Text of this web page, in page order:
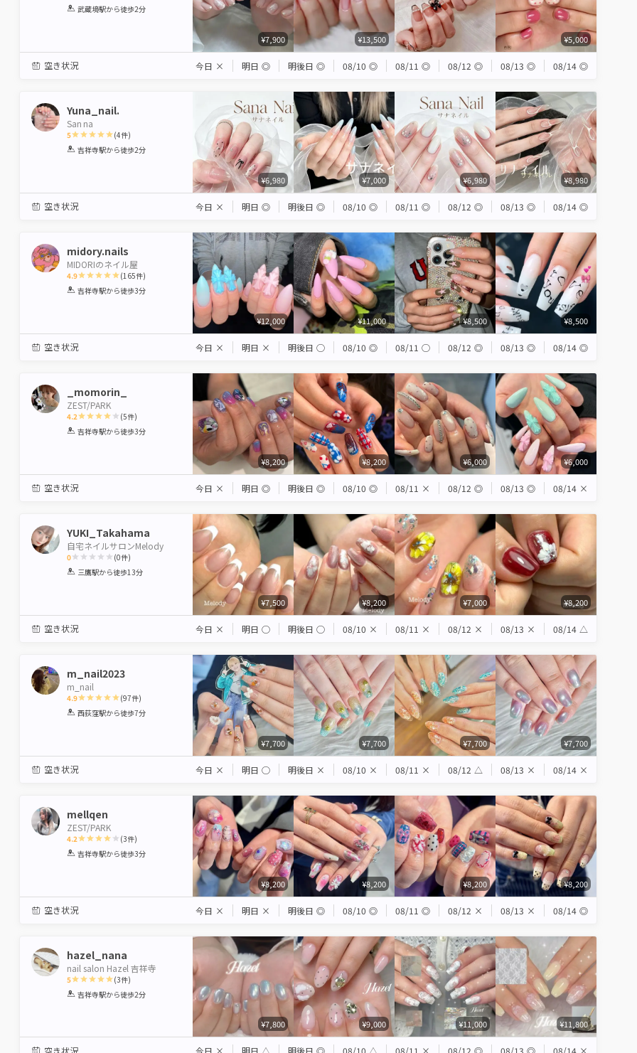
1 2 3 4 5
武蔵境駅から徒歩2分
¥7,900 ¥13,500 ¥5,000
空き状況 今日 × 明日 ◎ 明後日 ◎ 08/10 ◎ 08/11 ◎ 08/12 ◎ 08/13 ◎ 08/14 ◎
Yuna_nail.
San na
5
1 2 3 4 5
(4件)
吉祥寺駅から徒歩2分
¥6,980 ¥7,000 ¥6,980 ¥8,980
空き状況 今日 × 明日 ◎ 明後日 ◎ 08/10 ◎ 08/11 ◎ 08/12 ◎ 08/13 ◎ 08/14 ◎
midory.nails
MIDORIのネイル屋
4.9
1 2 3 4 5
(165件)
吉祥寺駅から徒歩3分
¥12,000 ¥11,000 ¥8,500 ¥8,500
空き状況 今日 × 明日 × 明後日 ◯ 08/10 ◎ 08/11 ◯ 08/12 ◎ 08/13 ◎ 08/14 ◎
_momorin_
ZEST/PARK
4.2
1 2 3 4 5
(5件)
吉祥寺駅から徒歩3分
¥8,200 ¥8,200 ¥6,000 ¥6,000
空き状況 今日 × 明日 ◎ 明後日 ◎ 08/10 ◎ 08/11 × 08/12 ◎ 08/13 ◎ 08/14 ×
YUKI_Takahama
自宅ネイルサロンMelody
0
1 2 3 4 5
(0件)
三鷹駅から徒歩13分
¥7,500 ¥8,200 ¥7,000 ¥8,200
空き状況 今日 × 明日 ◯ 明後日 ◯ 08/10 × 08/11 × 08/12 × 08/13 × 08/14 △
m_nail2023
m_nail
4.9
1 2 3 4 5
(97件)
西荻窪駅から徒歩7分
¥7,700 ¥7,700 ¥7,700 ¥7,700
空き状況 今日 × 明日 ◯ 明後日 × 08/10 × 08/11 × 08/12 △ 08/13 × 08/14 ×
mellqen
ZEST/PARK
4.2
1 2 3 4 5
(3件)
吉祥寺駅から徒歩3分
¥8,200 ¥8,200 ¥8,200 ¥8,200
空き状況 今日 × 明日 × 明後日 ◎ 08/10 ◎ 08/11 ◎ 08/12 × 08/13 × 08/14 ◎
hazel_nana
nail salon Hazel 吉祥寺
5
1 2 3 4 5
(3件)
吉祥寺駅から徒歩2分
¥7,800 ¥9,000 ¥11,000 ¥11,800
空き状況